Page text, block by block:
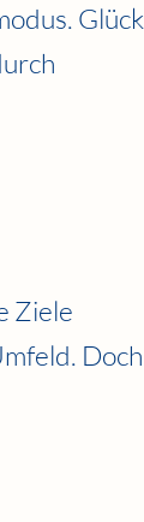
Glück
Ziele
Doch